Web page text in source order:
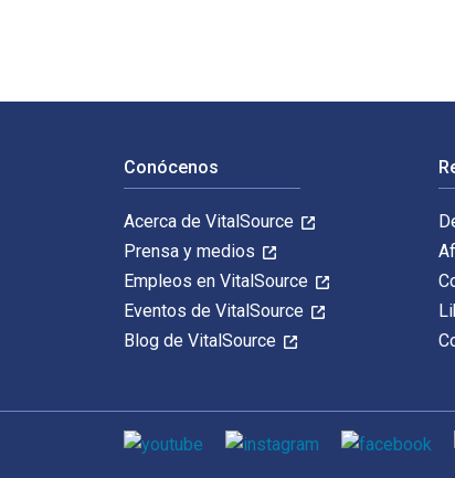
Conócenos
Acerca de VitalSource
Prensa y medios
Empleos en VitalSource
Eventos de VitalSource
Blog de VitalSource
Medios de comunicación social